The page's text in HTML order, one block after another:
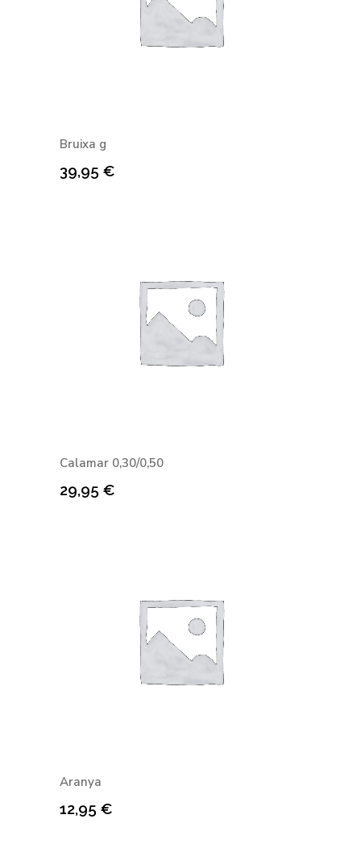
Bruixa g
39,95 €
Calamar 0,30/0,50
29,95 €
Aranya
12,95 €